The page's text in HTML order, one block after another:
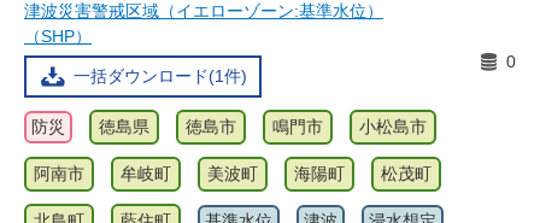
津波災害警戒区域（イエローゾーン:基準水位）
（SHP）
一括ダウンロード(1件)
0
防災 徳島県 徳島市 鳴門市 小松島市
阿南市 牟岐町 美波町 海陽町 松茂町